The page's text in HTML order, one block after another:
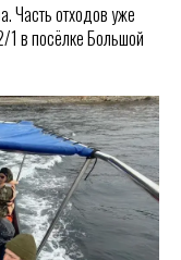
Часть отходов уже
1 в посёлке Большой